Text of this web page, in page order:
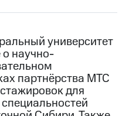
университет
научно-
партнёрства МТС
для